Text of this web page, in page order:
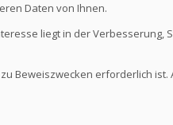
Daten von Ihnen.
liegt in der
Beweiszwecken erforderlich